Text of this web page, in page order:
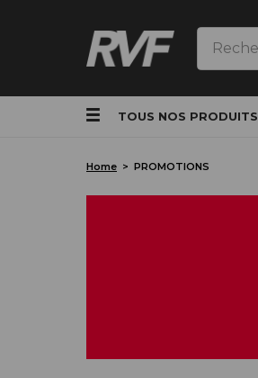
TOUS NOS PRODUITS
Home PROMOTIONS